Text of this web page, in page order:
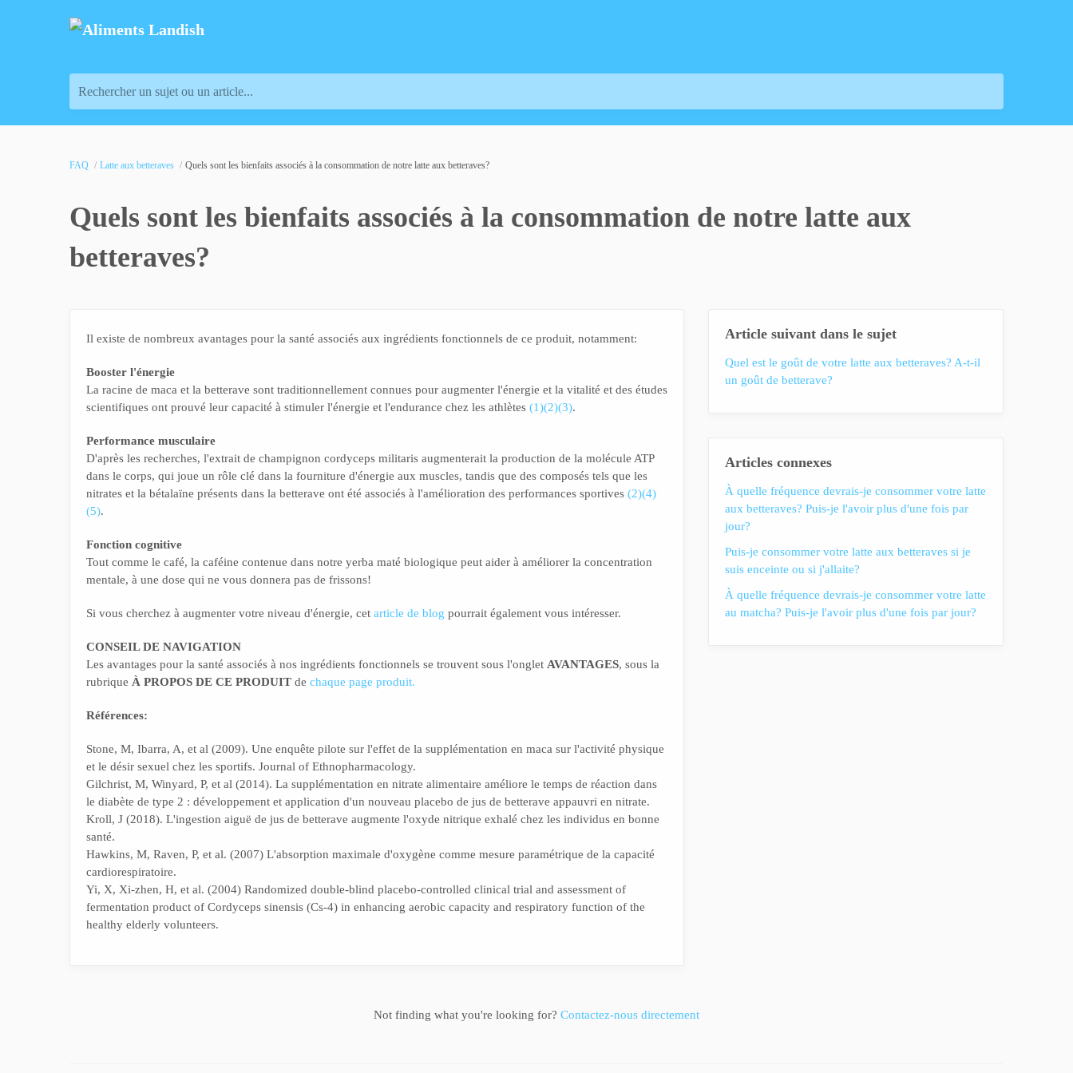
Rechercher un sujet ou un article...
FAQ Latte aux betteraves Quels sont les bienfaits associés à la consommation de notre latte aux betteraves?
Quels sont les bienfaits associés à la consommation de notre latte aux
betteraves?
Il existe de nombreux avantages pour la santé associés aux ingrédients fonctionnels de ce produit, notamment:
Booster l'énergie
La racine de maca et la betterave sont traditionnellement connues pour augmenter l'énergie et la vitalité et des études
scientifiques ont prouvé leur capacité à stimuler l'énergie et l'endurance chez les athlètes (1)(2)(3).
Performance musculaire
D'après les recherches, l'extrait de champignon cordyceps militaris augmenterait la production de la molécule ATP
dans le corps, qui joue un rôle clé dans la fourniture d'énergie aux muscles, tandis que des composés tels que les
nitrates et la bétalaïne présents dans la betterave ont été associés à l'amélioration des performances sportives (2)(4)
(5).
Fonction cognitive
Tout comme le café, la caféine contenue dans notre yerba maté biologique peut aider à améliorer la concentration
mentale, à une dose qui ne vous donnera pas de frissons!
Si vous cherchez à augmenter votre niveau d'énergie, cet article de blog pourrait également vous intéresser.
CONSEIL DE NAVIGATION
Les avantages pour la santé associés à nos ingrédients fonctionnels se trouvent sous l'onglet AVANTAGES, sous la
rubrique À PROPOS DE CE PRODUIT de chaque page produit.
Références:
Stone, M, Ibarra, A, et al (2009). Une enquête pilote sur l'effet de la supplémentation en maca sur l'activité physique
et le désir sexuel chez les sportifs. Journal of Ethnopharmacology.
Gilchrist, M, Winyard, P, et al (2014). La supplémentation en nitrate alimentaire améliore le temps de réaction dans
le diabète de type 2 : développement et application d'un nouveau placebo de jus de betterave appauvri en nitrate.
Kroll, J (2018). L'ingestion aiguë de jus de betterave augmente l'oxyde nitrique exhalé chez les individus en bonne
santé.
Hawkins, M, Raven, P, et al. (2007) L'absorption maximale d'oxygène comme mesure paramétrique de la capacité
cardiorespiratoire.
Yi, X, Xi-zhen, H, et al. (2004) Randomized double-blind placebo-controlled clinical trial and assessment of
fermentation product of Cordyceps sinensis (Cs-4) in enhancing aerobic capacity and respiratory function of the
healthy elderly volunteers.
Article suivant dans le sujet
Quel est le goût de votre latte aux betteraves? A-t-il
un goût de betterave?
Articles connexes
À quelle fréquence devrais-je consommer votre latte
aux betteraves? Puis-je l'avoir plus d'une fois par
jour?
Puis-je consommer votre latte aux betteraves si je
suis enceinte ou si j'allaite?
À quelle fréquence devrais-je consommer votre latte
au matcha? Puis-je l'avoir plus d'une fois par jour?
Not finding what you're looking for? Contactez-nous directement